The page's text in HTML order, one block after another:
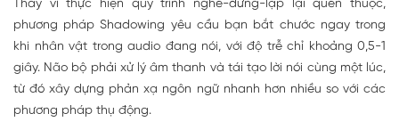
Thay vì thực hiện quy trình nghe-dừng-lặp lại quen thuộc,
phương pháp Shadowing yêu cầu bạn bắt chước ngay trong
khi nhân vật trong audio đang nói, với độ trễ chỉ khoảng 0,5-1
giây. Não bộ phải xử lý âm thanh và tái tạo lời nói cùng một lúc,
từ đó xây dựng phản xạ ngôn ngữ nhanh hơn nhiều so với các
phương pháp thụ động.